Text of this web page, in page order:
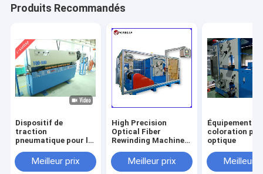
Produits Recommandés
Dispositif de
traction
pneumatique pour la
extérieur en fibre
optique
Meilleur prix
High Precision
Optical Fiber
Rewinding Machine
Production Line
Meilleur prix
Équipement de
coloration
optique
Meilleur